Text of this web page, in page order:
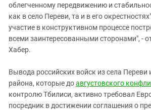
облегченному передвижению и
как в село Переви, та и в его
участие в конструктивном процессе
всеми заинтересованными сторонами", -
Хабер.
Вывода российских войск из села Переви
района, которые доавгустовского
контролю Тбилиси, активно требовал
посредник в достижении соглашения о